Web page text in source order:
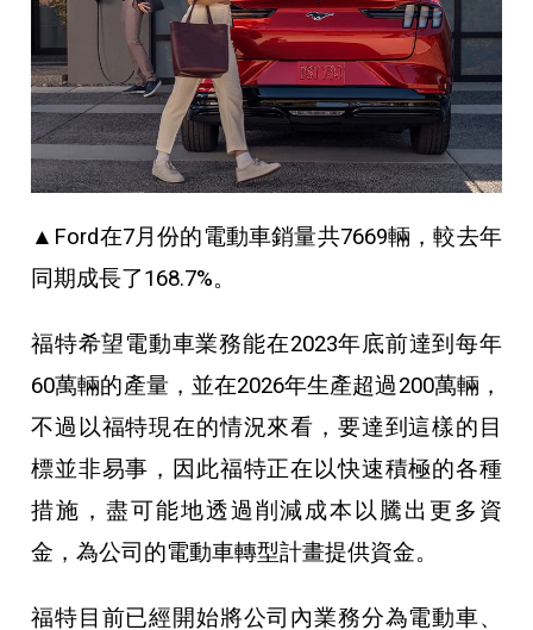
▲Ford在7月份的電動車銷量共7669輛，較去年
同期成長了168.7%。
福特希望電動車業務能在2023年底前達到每年
60萬輛的產量，並在2026年生產超過200萬輛，
不過以福特現在的情況來看，要達到這樣的目
標並非易事，因此福特正在以快速積極的各種
措施，盡可能地透過削減成本以騰出更多資
金，為公司的電動車轉型計畫提供資金。
福特目前已經開始將公司內業務分為電動車、